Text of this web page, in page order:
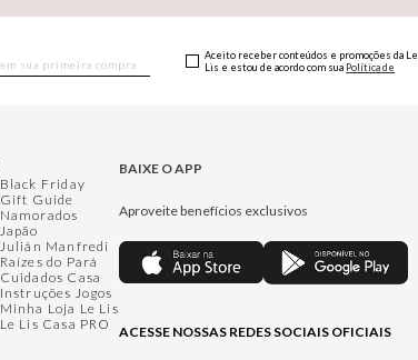
Aceito receber conteúdos e promoções da Le
Lis e estou de acordo com sua Política de
Black Friday
Gift Guide
Namorados
Japão
Julián Manfredi
Raízes do Pará
Cuidados Casa
Instruções Jogos
Minha Loja Le Lis
Le Lis Casa PRO
BAIXE O APP
Aproveite benefícios exclusivos
ACESSE NOSSAS REDES SOCIAIS OFICIAIS